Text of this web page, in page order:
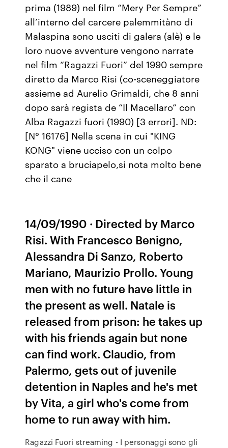
prima (1989) nel film “Mery Per Sempre”
all’interno del carcere palemmitàno di
Malaspina sono usciti di galera (alè) e le
loro nuove avventure vengono narrate
nel film “Ragazzi Fuori” del 1990 sempre
diretto da Marco Risi (co-sceneggiatore
assieme ad Aurelio Grimaldi, che 8 anni
dopo sarà regista de “Il Macellaro” con
Alba Ragazzi fuori (1990) [3 errori]. ND:
[N° 16176] Nella scena in cui "KING
KONG" viene ucciso con un colpo
sparato a bruciapelo,si nota molto bene
che il cane
14/09/1990 · Directed by Marco
Risi. With Francesco Benigno,
Alessandra Di Sanzo, Roberto
Mariano, Maurizio Prollo. Young
men with no future have little in
the present as well. Natale is
released from prison: he takes up
with his friends again but none
can find work. Claudio, from
Palermo, gets out of juvenile
detention in Naples and he's met
by Vita, a girl who's come from
home to run away with him.
Ragazzi Fuori streaming - I personaggi sono gli